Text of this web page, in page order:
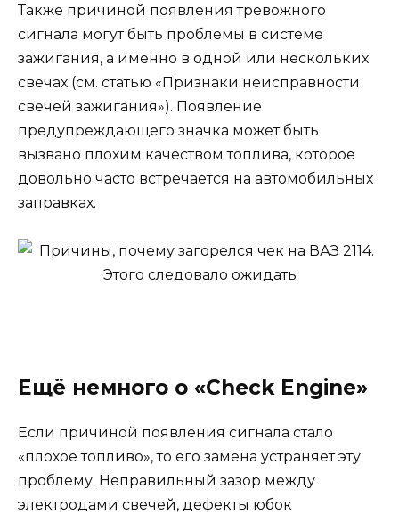
Также причиной появления тревожного
сигнала могут быть проблемы в системе
зажигания, а именно в одной или нескольких
свечах (см. статью «Признаки неисправности
свечей зажигания»). Появление
предупреждающего значка может быть
вызвано плохим качеством топлива, которое
довольно часто встречается на автомобильных
заправках.
Ещё немного о «Check Engine»
Если причиной появления сигнала стало
«плохое топливо», то его замена устраняет эту
проблему. Неправильный зазор между
электродами свечей, дефекты юбок